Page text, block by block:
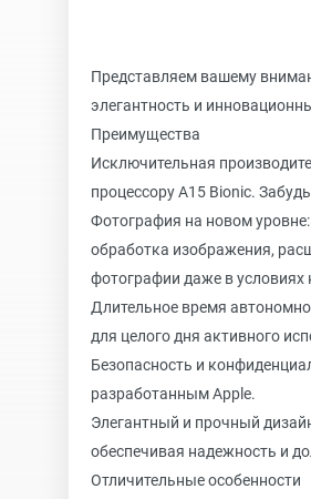
Представляем вашему
элегантность и
Преимущества
Исключительная
процессору A15 Bionic.
Фотография на новом
обработка изображения,
фотографии даже в условиях
Длительное время
для целого дня активного
Безопасность и
разработанным Apple.
Элегантный и прочный
обеспечивая надежность и
Отличительные особенности